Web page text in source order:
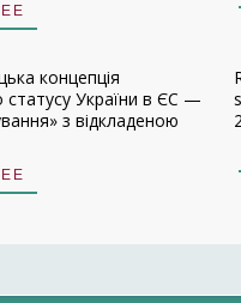
концепція
статусу України в ЄС —
з відкладеною